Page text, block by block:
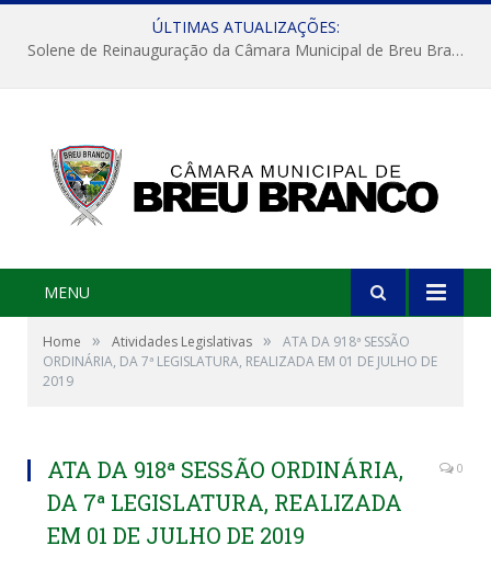
ÚLTIMAS ATUALIZAÇÕES:
Solene de Reinauguração da Câmara Municipal de Breu Branco
MENU
Home » Atividades Legislativas »
ATA DA 918ª SESSÃO
ORDINÁRIA, DA 7ª LEGISLATURA, REALIZADA EM 01 DE JULHO DE
2019
ATA DA 918ª SESSÃO ORDINÁRIA,
DA 7ª LEGISLATURA, REALIZADA
EM 01 DE JULHO DE 2019
0